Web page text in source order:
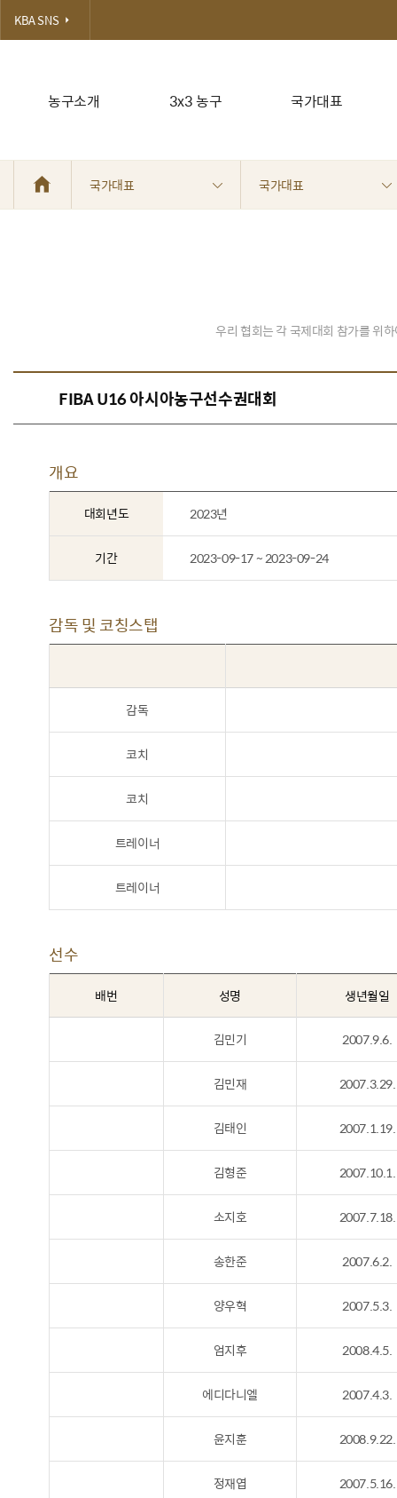
농구소개 3x3 농구 국가대표
KBA SNS
국가대표 국가대표
우리 협회는 각 국제대회 참가를 위
FIBA U16 아시아농구선수권대회
개요
대회년도 2023년
기간 2023-09-17 ~ 2023-09-24
감독 및 코칭스탭
감독
코치
코치
트레이너
트레이너
선수
배번 성명 생년월일
김민기 2007.9.6.
김민재 2007.3.29.
김태인 2007.1.19.
김형준 2007.10.1.
소지호 2007.7.18.
송한준 2007.6.2.
양우혁 2007.5.3.
엄지후 2008.4.5.
에디다니엘 2007.4.3.
윤지훈 2008.9.22.
정재엽 2007.5.16.